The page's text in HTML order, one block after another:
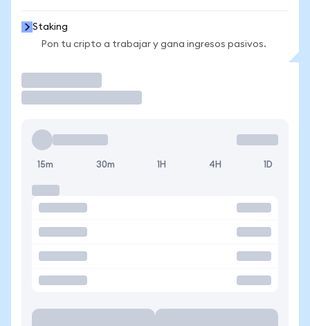
Staking
Pon tu cripto a trabajar y gana ingresos pasivos.
15m 30m 1H 4H 1D